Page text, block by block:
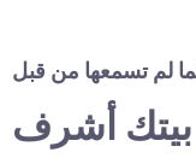
لم تسمعها من قبل
بيتك أشرف